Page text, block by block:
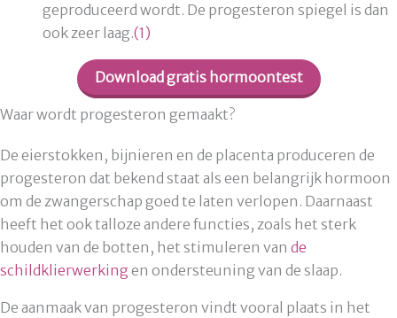
geproduceerd wordt. De progesteron spiegel is dan
ook zeer laag.(1)
Download gratis hormoontest
Waar wordt progesteron gemaakt?
De eierstokken, bijnieren en de placenta produceren de
progesteron dat bekend staat als een belangrijk hormoon
om de zwangerschap goed te laten verlopen. Daarnaast
heeft het ook talloze andere functies, zoals het sterk
houden van de botten, het stimuleren van de
schildklierwerkingen ondersteuning van de slaap.
De aanmaak van progesteron vindt vooral plaats in het